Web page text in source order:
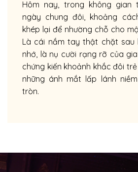
Hôm nay, trong không gian
ngày chung đôi, khoảng
khép lại để nhường chỗ cho
Là cái nắm tay thật chặt sau
nhớ, là nụ cười rạng rỡ của
chứng kiến khoảnh khắc đôi
những ánh mắt lấp lánh
tròn.